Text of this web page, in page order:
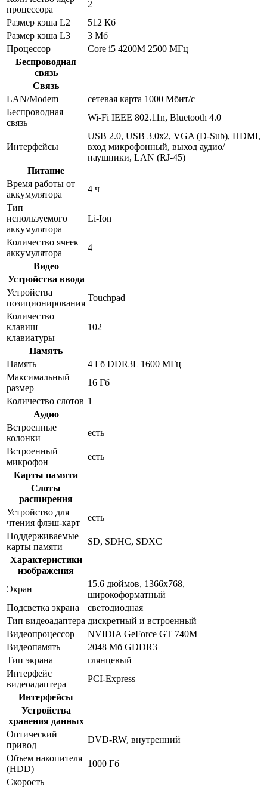
процессора
2
Размер кэша L2
512 Кб
Размер кэша L3
3 Мб
Процессор
Core i5 4200M 2500 МГц
Беспроводная
связь
Связь
LAN/Modem
сетевая карта 1000 Мбит/c
Беспроводная
связь
Wi-Fi IEEE 802.11n, Bluetooth 4.0
Интерфейсы
USB 2.0, USB 3.0x2, VGA (D-Sub), HDMI,
вход микрофонный, выход аудио/
наушники, LAN (RJ-45)
Питание
Время работы от
аккумулятора
4 ч
Тип
используемого
аккумулятора
Li-Ion
Количество ячеек
аккумулятора
4
Видео
Устройства ввода
Устройства
позиционирования
Touchpad
Количество
клавиш
клавиатуры
102
Память
Память
4 Гб DDR3L 1600 МГц
Максимальный
размер
16 Гб
Количество слотов 1
Аудио
Встроенные
колонки
есть
Встроенный
микрофон
есть
Карты памяти
Слоты
расширения
Устройство для
чтения флэш-карт
есть
Поддерживаемые
карты памяти
SD, SDHC, SDXC
Характеристики
изображения
Экран
15.6 дюймов, 1366x768,
широкоформатный
Подсветка экрана
светодиодная
Тип видеоадаптера дискретный и встроенный
Видеопроцессор
NVIDIA GeForce GT 740M
Видеопамять
2048 Мб GDDR3
Тип экрана
глянцевый
Интерфейс
видеоадаптера
PCI-Express
Интерфейсы
Устройства
хранения данных
Оптический
привод
DVD-RW, внутренний
Объем накопителя
(HDD)
1000 Гб
Скорость